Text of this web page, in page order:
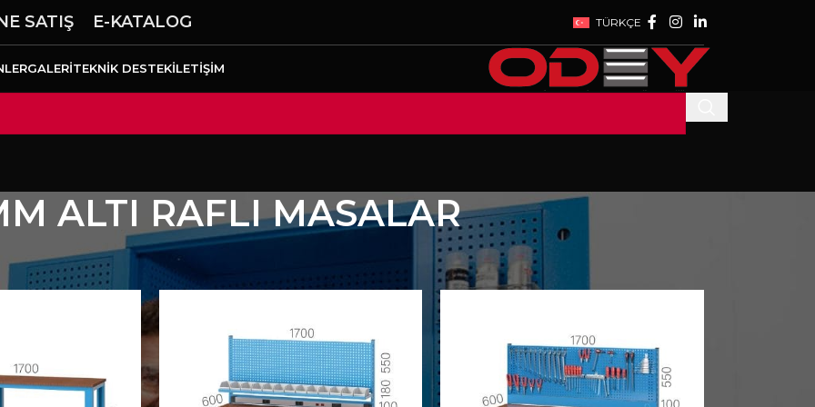
SATIŞ E-KATALOG TÜRKÇE
GALERITEKNIK DESTEKİLETIŞIM
ALTI RAFLI MASALAR
Tezgahları 1700 MM ALTI RAFLI MASALAR